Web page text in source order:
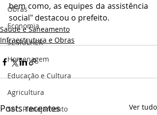
Obras
Economia
SEMULHER
Homenagem
Educação e Cultura
Agricultura
Sec. Planejamento
bem como, as equipes da assistência
social" destacou o prefeito.
Saúde e Saneamento
Infraestrutura e Obras
Posts recentes Ver tudo